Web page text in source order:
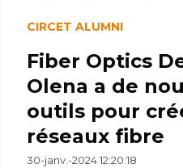
CIRCET ALUMNI
Fiber Optics
Olena a de
outils pour
réseaux fibre
30-janv.-2024 12:20:18